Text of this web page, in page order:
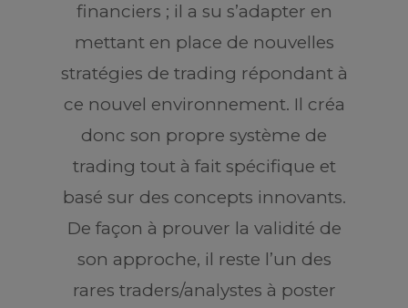
financiers ; il a su s’adapter en
mettant en place de nouvelles
stratégies de trading répondant à
ce nouvel environnement. Il créa
donc son propre système de
trading tout à fait spécifique et
basé sur des concepts innovants.
De façon à prouver la validité de
son approche, il reste l’un des
rares traders/analystes à poster